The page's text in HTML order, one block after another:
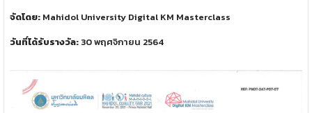
จัดโดย: Mahidol University Digital KM Masterclass
วันที่ได้รับรางวัล: 30 พฤศจิกายน 2564